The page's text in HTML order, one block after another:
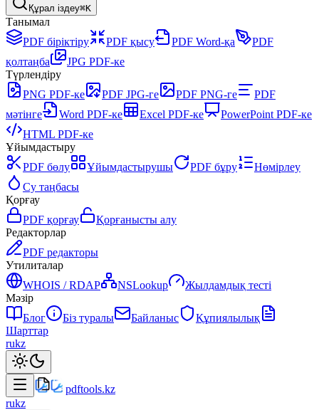
Құрал іздеу⌘K
Танымал
PDF біріктіру
PDF қысу PDF Word-қа
PDF
қолтаңба
JPG PDF-ке
Түрлендіру
PNG PDF-ке
PDF JPG-ге PDF PNG-ге
PDF
мәтінге
Word PDF-ке Excel PDF-ке
PowerPoint PDF-ке
HTML PDF-ке
Ұйымдастыру
PDF бөлу
Ұйымдастырушы PDF бұру
Нөмірлеу
Су таңбасы
Қорғау
PDF қорғау
Қорғанысты алу
Редакторлар
PDF редакторы
Утилиталар
WHOIS / RDAP
NSLookup
Жылдамдық тесті
Мәзір
Блог
Біз туралы Байланыс
Құпиялылық
Шарттар
rukz
pdftools.kz
rukz